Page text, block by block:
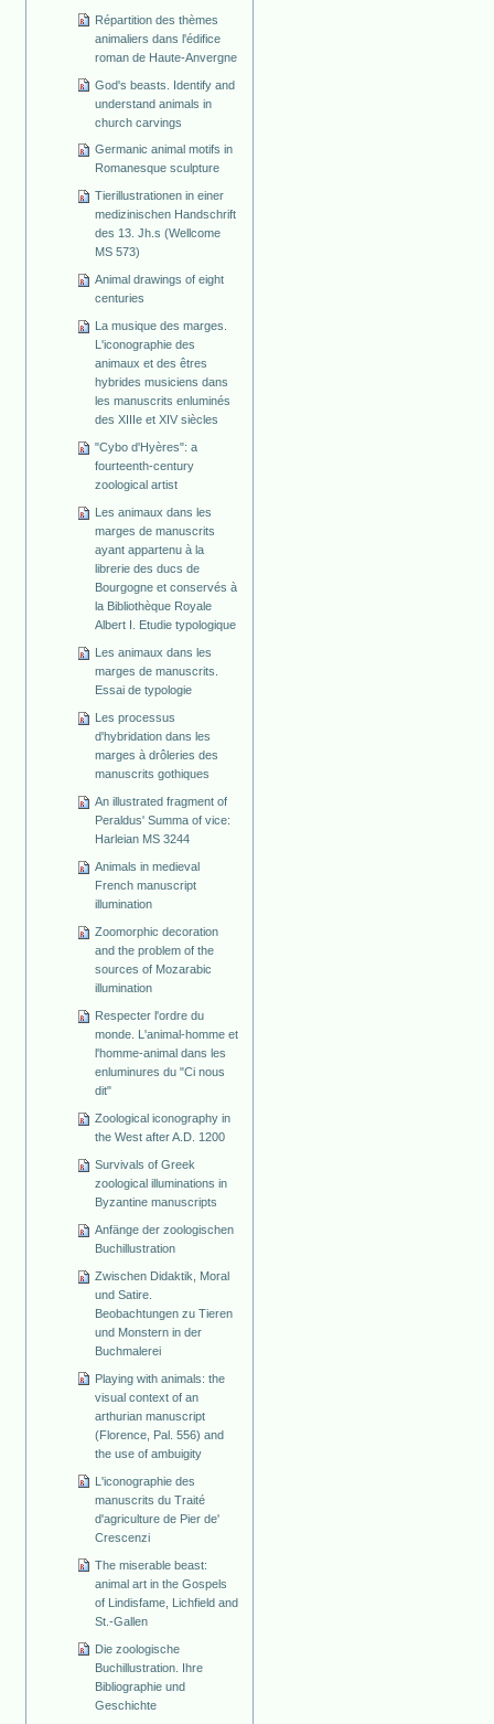
Répartition des thèmes
animaliers dans l'édifice
roman de Haute-Anvergne
God's beasts. Identify and
understand animals in
church carvings
Germanic animal motifs in
Romanesque sculpture
Tierillustrationen in einer
medizinischen Handschrift
des 13. Jh.s (Wellcome
MS 573)
Animal drawings of eight
centuries
La musique des marges.
L'iconographie des
animaux et des êtres
hybrides musiciens dans
les manuscrits enluminés
des XIIIe et XIV siècles
"Cybo d'Hyères": a
fourteenth-century
zoological artist
Les animaux dans les
marges de manuscrits
ayant appartenu à la
librerie des ducs de
Bourgogne et conservés à
la Bibliothèque Royale
Albert I. Etudie typologique
Les animaux dans les
marges de manuscrits.
Essai de typologie
Les processus
d'hybridation dans les
marges à drôleries des
manuscrits gothiques
An illustrated fragment of
Peraldus' Summa of vice:
Harleian MS 3244
Animals in medieval
French manuscript
illumination
Zoomorphic decoration
and the problem of the
sources of Mozarabic
illumination
Respecter l'ordre du
monde. L'animal-homme et
l'homme-animal dans les
enluminures du "Ci nous
dit"
Zoological iconography in
the West after A.D. 1200
Survivals of Greek
zoological illuminations in
Byzantine manuscripts
Anfänge der zoologischen
Buchillustration
Zwischen Didaktik, Moral
und Satire.
Beobachtungen zu Tieren
und Monstern in der
Buchmalerei
Playing with animals: the
visual context of an
arthurian manuscript
(Florence, Pal. 556) and
the use of ambuigity
L'iconographie des
manuscrits du Traité
d'agriculture de Pier de'
Crescenzi
The miserable beast:
animal art in the Gospels
of Lindisfame, Lichfield and
St.-Gallen
Die zoologische
Buchillustration. Ihre
Bibliographie und
Geschichte